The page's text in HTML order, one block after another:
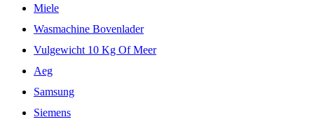
Miele
Wasmachine Bovenlader
Vulgewicht 10 Kg Of Meer
Aeg
Samsung
Siemens